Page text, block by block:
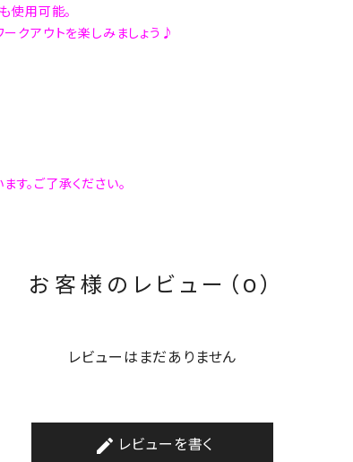
使用可能。
クアウトを楽しみましょう♪
。ご了承ください。
お客様のレビュー（0）
レビューはまだありません
create レビューを書く